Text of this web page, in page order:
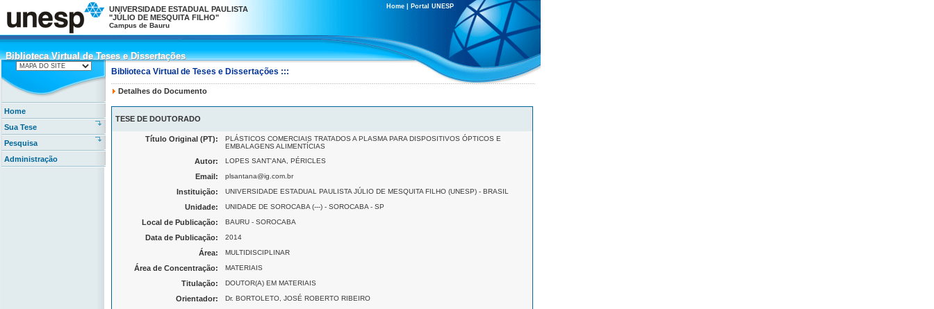
UNIVERSIDADE ESTADUAL PAULISTA
"JÚLIO DE MESQUITA FILHO"
Campus de Bauru
Home Portal UNESP
Biblioteca Virtual de Teses e Dissertações
Biblioteca Virtual de Teses e Dissertações
Home
Sua Tese
Pesquisa
Administração
Biblioteca Virtual de Teses e Dissertações :::
Detalhes do Documento
TESE DE DOUTORADO
Título Original (PT):
PLÁSTICOS COMERCIAIS TRATADOS A PLASMA PARA DISPOSITIVOS ÓPTICOS E
EMBALAGENS ALIMENTÍCIAS
Autor: LOPES SANT'ANA, PÉRICLES
Email: plsantana@ig.com.br
Instituição: UNIVERSIDADE ESTADUAL PAULISTA JÚLIO DE MESQUITA FILHO (UNESP) - BRASIL
Unidade: UNIDADE DE SOROCABA (---) - SOROCABA - SP
Local de Publicação: BAURU - SOROCABA
Data de Publicação: 2014
Área: MULTIDISCIPLINAR
Área de Concentração: MATERIAIS
Titulação: DOUTOR(A) EM MATERIAIS
Orientador: Dr. BORTOLETO, JOSÉ ROBERTO RIBEIRO